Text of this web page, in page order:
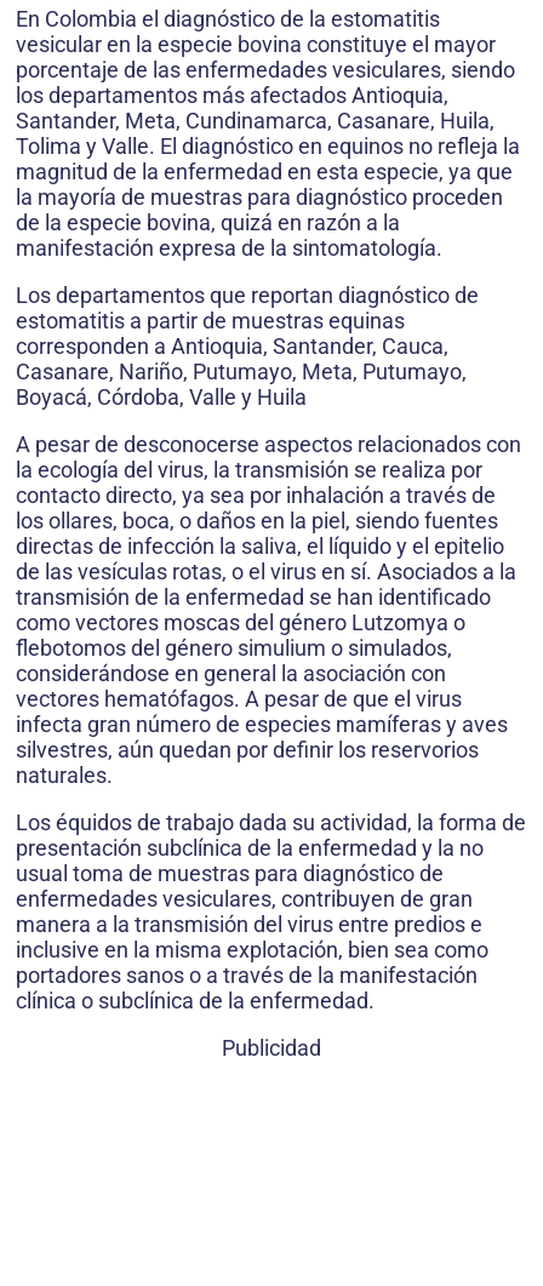
En Colombia el diagnóstico de la estomatitis
vesicular en la especie bovina constituye el mayor
porcentaje de las enfermedades vesiculares, siendo
los departamentos más afectados Antioquia,
Santander, Meta, Cundinamarca, Casanare, Huila,
Tolima y Valle. El diagnóstico en equinos no refleja la
magnitud de la enfermedad en esta especie, ya que
la mayoría de muestras para diagnóstico proceden
de la especie bovina, quizá en razón a la
manifestación expresa de la sintomatología.
Los departamentos que reportan diagnóstico de
estomatitis a partir de muestras equinas
corresponden a Antioquia, Santander, Cauca,
Casanare, Nariño, Putumayo, Meta, Putumayo,
Boyacá, Córdoba, Valle y Huila
A pesar de desconocerse aspectos relacionados con
la ecología del virus, la transmisión se realiza por
contacto directo, ya sea por inhalación a través de
los ollares, boca, o daños en la piel, siendo fuentes
directas de infección la saliva, el líquido y el epitelio
de las vesículas rotas, o el virus en sí. Asociados a la
transmisión de la enfermedad se han identificado
como vectores moscas del género Lutzomya o
flebotomos del género simulium o simulados,
considerándose en general la asociación con
vectores hematófagos. A pesar de que el virus
infecta gran número de especies mamíferas y aves
silvestres, aún quedan por definir los reservorios
naturales.
Los équidos de trabajo dada su actividad, la forma de
presentación subclínica de la enfermedad y la no
usual toma de muestras para diagnóstico de
enfermedades vesiculares, contribuyen de gran
manera a la transmisión del virus entre predios e
inclusive en la misma explotación, bien sea como
portadores sanos o a través de la manifestación
clínica o subclínica de la enfermedad.
Publicidad